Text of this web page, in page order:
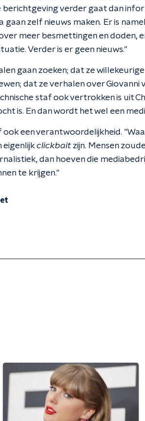
berichtgeving verder gaat dan
zelf nieuws maken. Er is
meer besmettingen en doden,
Verder is er geen nieuws."
gaan zoeken; dat ze willekeurige
dat ze verhalen over Giovanni
staf ook vertrokken is uit
is. En dan wordt het wel een
een verantwoordelijkheid.
eigenlijkclickbaitzijn. Mensen
dan hoeven die
te krijgen."